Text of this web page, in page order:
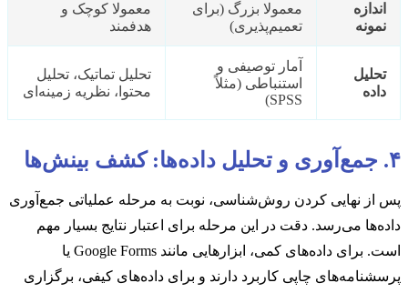
اندازه
نمونه
معمولا بزرگ (برای
تعمیم‌پذیری)
معمولا کوچک و
هدفمند
تحلیل
داده
آمار توصیفی و
استنباطی (مثلاً
SPSS)
تحلیل تماتیک، تحلیل
محتوا، نظریه زمینه‌ای
۴. جمع‌آوری و تحلیل داده‌ها: کشف بینش‌ها
پس از نهایی کردن روش‌شناسی، نوبت به مرحله عملیاتی جمع‌آوری
داده‌ها می‌رسد. دقت در این مرحله برای اعتبار نتایج بسیار مهم
است. برای داده‌های کمی، ابزارهایی مانند Google Forms یا
پرسشنامه‌های چاپی کاربرد دارند و برای داده‌های کیفی، برگزاری